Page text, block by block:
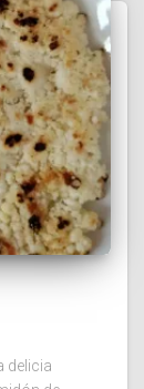
delicia